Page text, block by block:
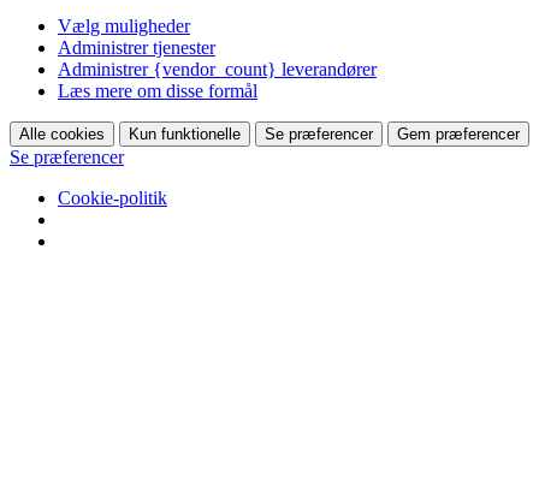
Vælg muligheder
Administrer tjenester
Administrer {vendor_count} leverandører
Læs mere om disse formål
Alle cookies Kun funktionelle Se præferencer Gem præferencer
Se præferencer
Cookie-politik